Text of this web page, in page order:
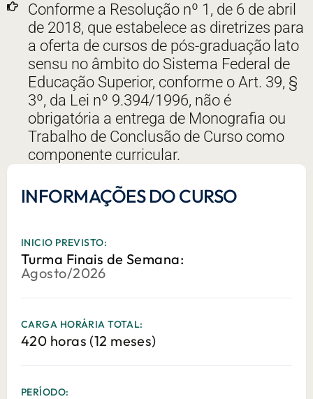
Conforme a Resolução nº 1, de 6 de abril
de 2018, que estabelece as diretrizes para
a oferta de cursos de pós-graduação lato
sensu no âmbito do Sistema Federal de
Educação Superior, conforme o Art. 39, §
3º, da Lei nº 9.394/1996, não é
obrigatória a entrega de Monografia ou
Trabalho de Conclusão de Curso como
componente curricular.
INFORMAÇÕES DO CURSO
INICIO PREVISTO:
Turma Finais de Semana:
Agosto/2026
CARGA HORÁRIA TOTAL:
420 horas (12 meses)
PERÍODO: